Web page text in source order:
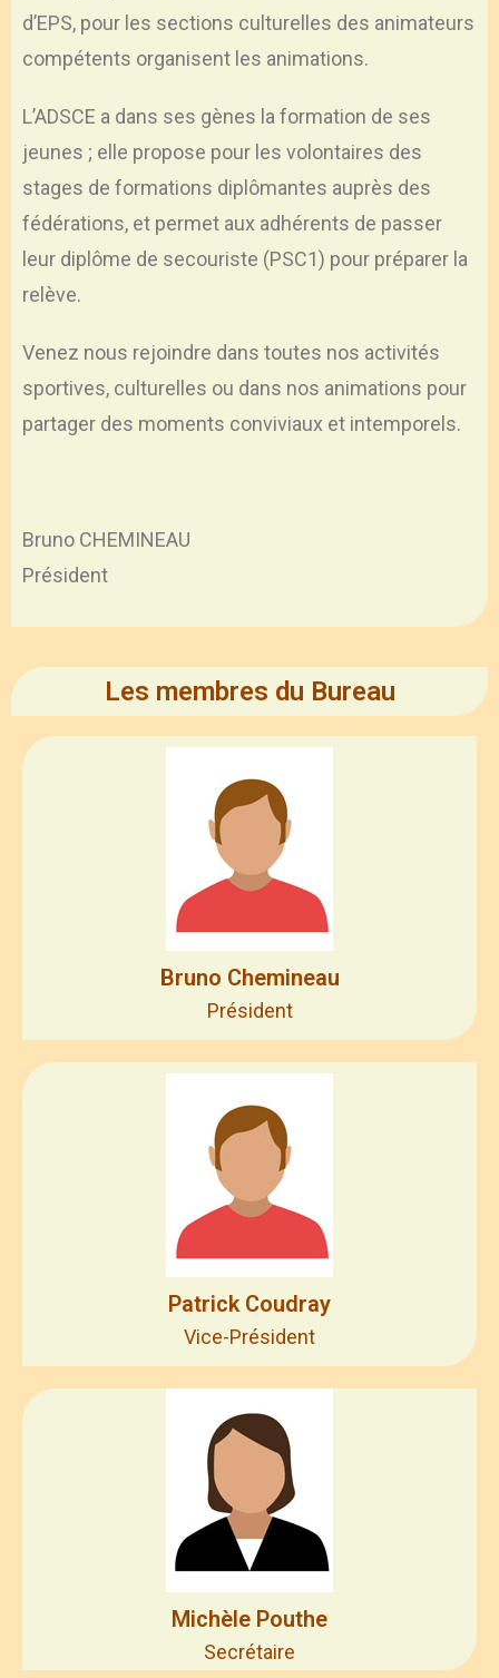
d’EPS, pour les sections culturelles des animateurs
compétents organisent les animations.
L’ADSCE a dans ses gènes la formation de ses
jeunes ; elle propose pour les volontaires des
stages de formations diplômantes auprès des
fédérations, et permet aux adhérents de passer
leur diplôme de secouriste (PSC1) pour préparer la
relève.
Venez nous rejoindre dans toutes nos activités
sportives, culturelles ou dans nos animations pour
partager des moments conviviaux et intemporels.
Bruno CHEMINEAU
Président
Les membres du Bureau
Bruno Chemineau
Président
Patrick Coudray
Vice-Président
Michèle Pouthe
Secrétaire